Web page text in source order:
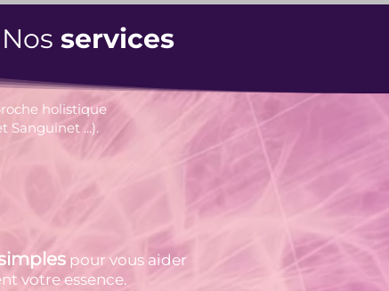
Nos services
holistique
Sanguinet ...).
pour vous aider
votre essence.